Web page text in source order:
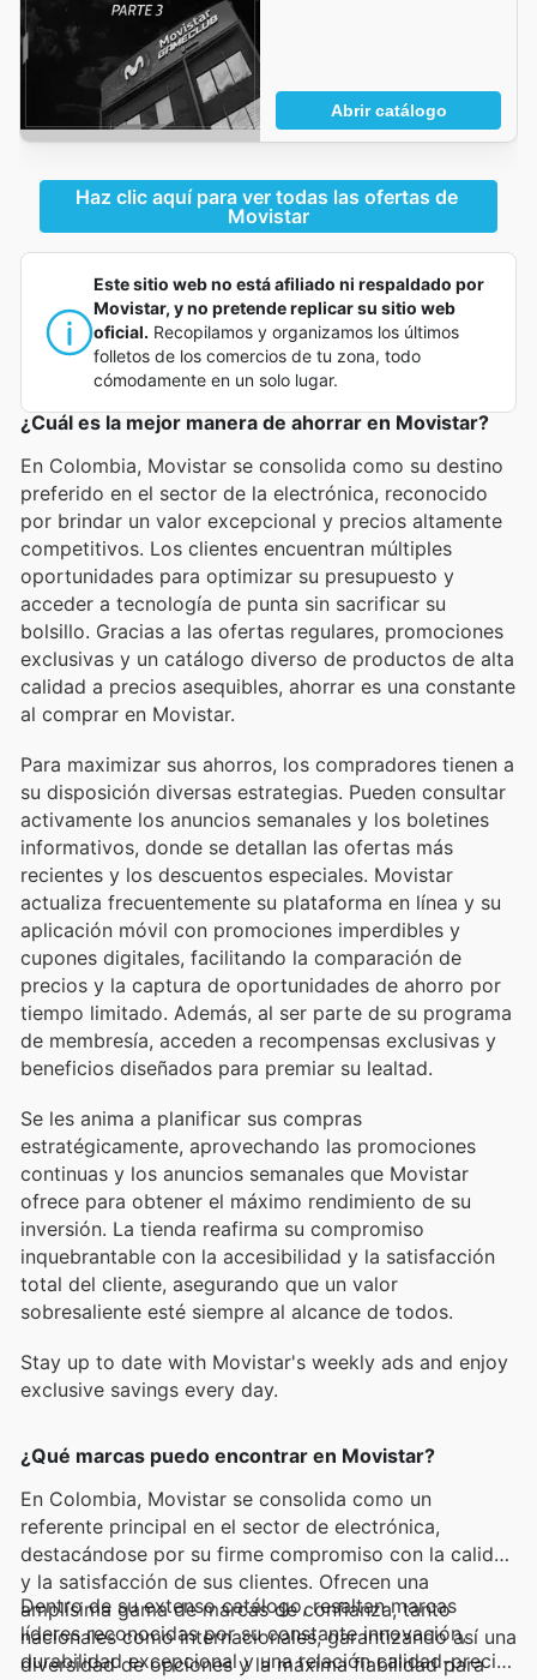
Abrir catálogo
Haz clic aquí para ver todas las ofertas de
Movistar
Este sitio web no está afiliado ni respaldado por
Movistar, y no pretende replicar su sitio web
oficial. Recopilamos y organizamos los últimos
folletos de los comercios de tu zona, todo
cómodamente en un solo lugar.
¿Cuál es la mejor manera de ahorrar en Movistar?
En Colombia, Movistar se consolida como su destino
preferido en el sector de la electrónica, reconocido
por brindar un valor excepcional y precios altamente
competitivos. Los clientes encuentran múltiples
oportunidades para optimizar su presupuesto y
acceder a tecnología de punta sin sacrificar su
bolsillo. Gracias a las ofertas regulares, promociones
exclusivas y un catálogo diverso de productos de alta
calidad a precios asequibles, ahorrar es una constante
al comprar en Movistar.
Para maximizar sus ahorros, los compradores tienen a
su disposición diversas estrategias. Pueden consultar
activamente los anuncios semanales y los boletines
informativos, donde se detallan las ofertas más
recientes y los descuentos especiales. Movistar
actualiza frecuentemente su plataforma en línea y su
aplicación móvil con promociones imperdibles y
cupones digitales, facilitando la comparación de
precios y la captura de oportunidades de ahorro por
tiempo limitado. Además, al ser parte de su programa
de membresía, acceden a recompensas exclusivas y
beneficios diseñados para premiar su lealtad.
Se les anima a planificar sus compras
estratégicamente, aprovechando las promociones
continuas y los anuncios semanales que Movistar
ofrece para obtener el máximo rendimiento de su
inversión. La tienda reafirma su compromiso
inquebrantable con la accesibilidad y la satisfacción
total del cliente, asegurando que un valor
sobresaliente esté siempre al alcance de todos.
Stay up to date with Movistar's weekly ads and enjoy
exclusive savings every day.
¿Qué marcas puedo encontrar en Movistar?
En Colombia, Movistar se consolida como un
referente principal en el sector de electrónica,
destacándose por su firme compromiso con la calidad
y la satisfacción de sus clientes. Ofrecen una
amplísima gama de marcas de confianza, tanto
nacionales como internacionales, garantizando así una
diversidad de opciones y la máxima fiabilidad para
Dentro de su extenso catálogo, resaltan marcas
líderes reconocidas por su constante innovación,
durabilidad excepcional y una relación calidad-precio